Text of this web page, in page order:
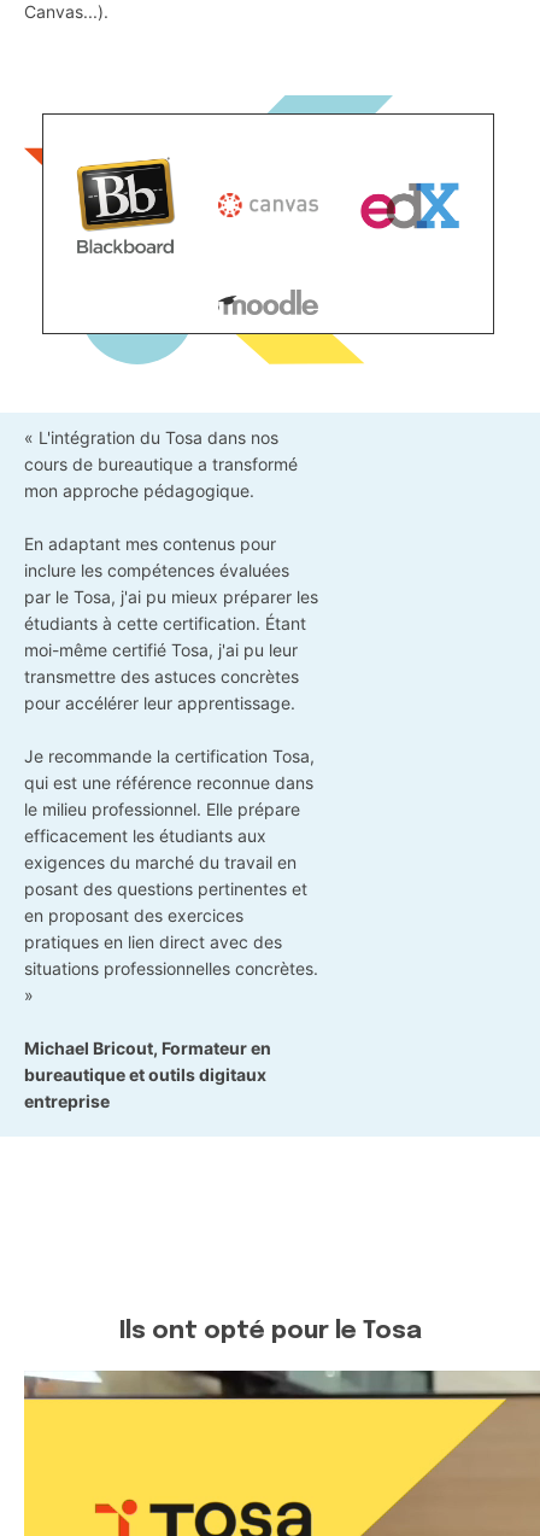
Canvas...).
« L'intégration du Tosa dans nos
cours de bureautique a transformé
mon approche pédagogique.
En adaptant mes contenus pour
inclure les compétences évaluées
par le Tosa, j'ai pu mieux préparer les
étudiants à cette certification. Étant
moi-même certifié Tosa, j'ai pu leur
transmettre des astuces concrètes
pour accélérer leur apprentissage.
Je recommande la certification Tosa,
qui est une référence reconnue dans
le milieu professionnel. Elle prépare
efficacement les étudiants aux
exigences du marché du travail en
posant des questions pertinentes et
en proposant des exercices
pratiques en lien direct avec des
situations professionnelles concrètes.
»
Michael Bricout, Formateur en
bureautique et outils digitaux
entreprise
Ils ont opté pour le Tosa